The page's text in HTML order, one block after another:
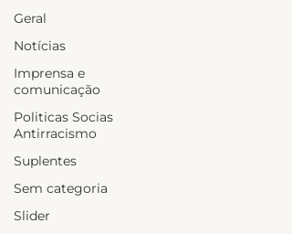
Geral
Notícias
Imprensa e
comunicação
Politicas Socias
Antirracismo
Suplentes
Sem categoria
Slider